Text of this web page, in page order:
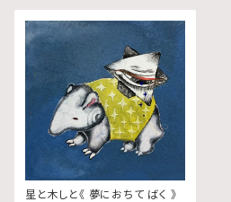
星と木しと《 夢におちて ばく 》